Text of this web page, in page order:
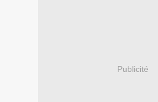
Publicité